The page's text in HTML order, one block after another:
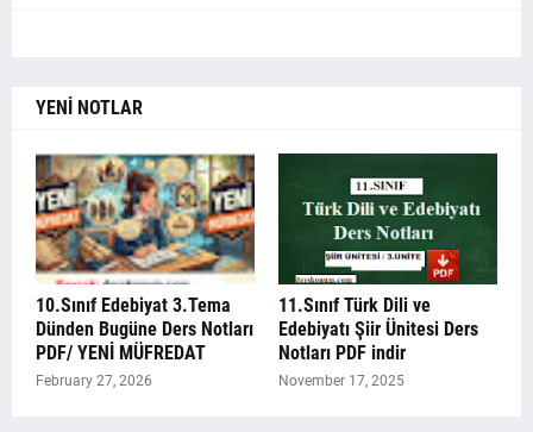
YENİ NOTLAR
10.Sınıf Edebiyat 3.Tema
Dünden Bugüne Ders Notları
PDF/ YENİ MÜFREDAT
February 27, 2026
11.Sınıf Türk Dili ve
Edebiyatı Şiir Ünitesi Ders
Notları PDF indir
November 17, 2025